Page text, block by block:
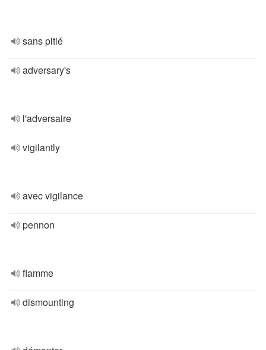
sans pitié
adversary's
l'adversaire
vigilantly
avec vigilance
pennon
flamme
dismounting